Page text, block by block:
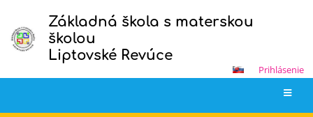
Základná škola s materskou
školou
Liptovské Revúce
Prihlásenie